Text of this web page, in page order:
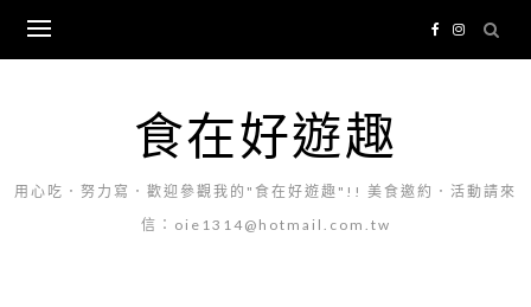
content
食在好遊趣
用心吃．努力寫．歡迎參觀我的"食在好遊趣"!! 美食邀約．活動請來
信：oie1314@hotmail.com.tw